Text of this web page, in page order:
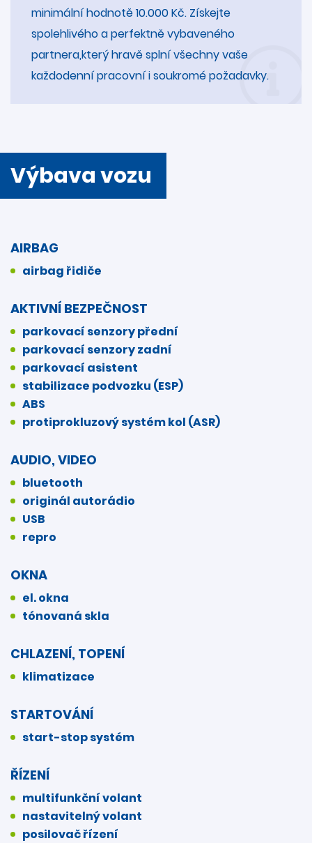
minimální hodnotě 10.000 Kč. Získejte
spolehlivého a perfektně vybaveného
partnera,který hravě splní všechny vaše
každodenní pracovní i soukromé požadavky.
Výbava vozu
AIRBAG
airbag řidiče
AKTIVNÍ BEZPEČNOST
parkovací senzory přední
parkovací senzory zadní
parkovací asistent
stabilizace podvozku (ESP)
ABS
protiprokluzový systém kol (ASR)
AUDIO, VIDEO
bluetooth
originál autorádio
USB
repro
OKNA
el. okna
tónovaná skla
CHLAZENÍ, TOPENÍ
klimatizace
STARTOVÁNÍ
start-stop systém
ŘÍZENÍ
multifunkční volant
nastavitelný volant
posilovač řízení